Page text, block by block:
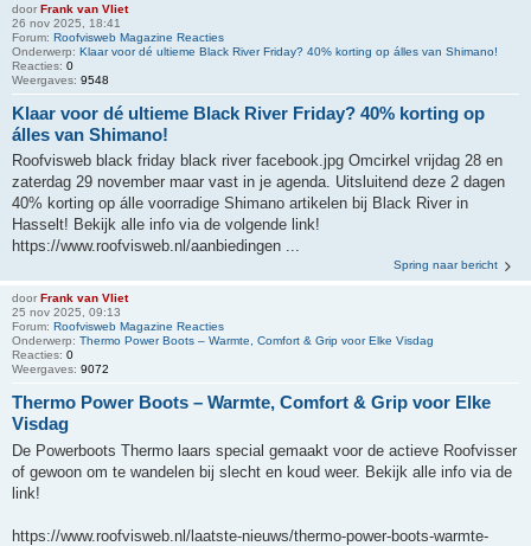
door Frank van Vliet
26 nov 2025, 18:41
Forum: Roofvisweb Magazine Reacties
Onderwerp: Klaar voor dé ultieme Black River Friday? 40% korting op álles van Shimano!
Reacties: 0
Weergaves: 9548
Klaar voor dé ultieme Black River Friday? 40% korting op
álles van Shimano!
Roofvisweb black friday black river facebook.jpg Omcirkel vrijdag 28 en
zaterdag 29 november maar vast in je agenda. Uitsluitend deze 2 dagen
40% korting op álle voorradige Shimano artikelen bij Black River in
Hasselt! Bekijk alle info via de volgende link!
https://www.roofvisweb.nl/aanbiedingen ...
Spring naar bericht
door Frank van Vliet
25 nov 2025, 09:13
Forum: Roofvisweb Magazine Reacties
Onderwerp: Thermo Power Boots – Warmte, Comfort & Grip voor Elke Visdag
Reacties: 0
Weergaves: 9072
Thermo Power Boots – Warmte, Comfort & Grip voor Elke
Visdag
De Powerboots Thermo laars special gemaakt voor de actieve Roofvisser
of gewoon om te wandelen bij slecht en koud weer. Bekijk alle info via de
link!
https://www.roofvisweb.nl/laatste-nieuws/thermo-power-boots-warmte-